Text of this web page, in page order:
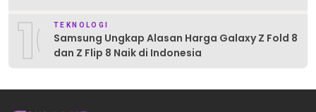
10TEKNOLOGI
Samsung Ungkap Alasan Harga Galaxy Z Fold 8
dan Z Flip 8 Naik di Indonesia